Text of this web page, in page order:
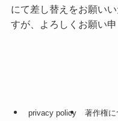
にて差し替えをお願い
すが、よろしくお願い申
privacy policy 著作権に